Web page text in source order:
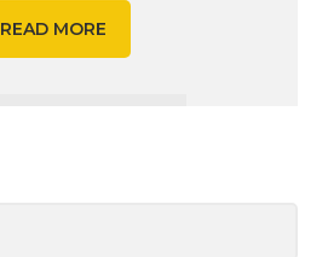
READ MORE